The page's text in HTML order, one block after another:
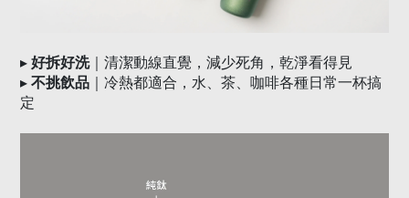
▸好拆好洗｜清潔動線直覺，減少死角，乾淨看得見
▸不挑飲品 ｜冷熱都適合，水、茶、咖啡各種日常一杯搞
定